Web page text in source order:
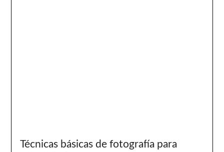
Técnicas básicas de fotografía para